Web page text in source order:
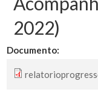
2022)
Documento: